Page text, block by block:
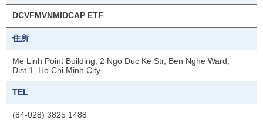
DCVFMVNMIDCAP ETF
住所
Me Linh Point Building, 2 Ngo Duc Ke Str, Ben Nghe Ward,
Dist.1, Ho Chi Minh City
TEL
(84-028) 3825 1488